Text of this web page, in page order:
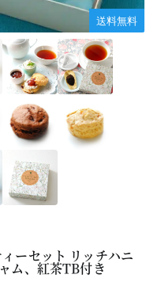
送料無料
ーセット リッチハニ
ム、紅茶TB付き